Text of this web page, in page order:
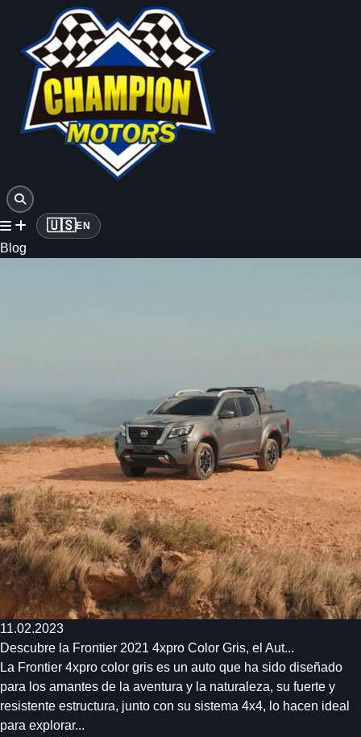
🇺🇸EN
Blog
11.02.2023
Descubre la Frontier 2021 4xpro Color Gris, el Aut...
La Frontier 4xpro color gris es un auto que ha sido diseñado
para los amantes de la aventura y la naturaleza, su fuerte y
resistente estructura, junto con su sistema 4x4, lo hacen ideal
para explorar...